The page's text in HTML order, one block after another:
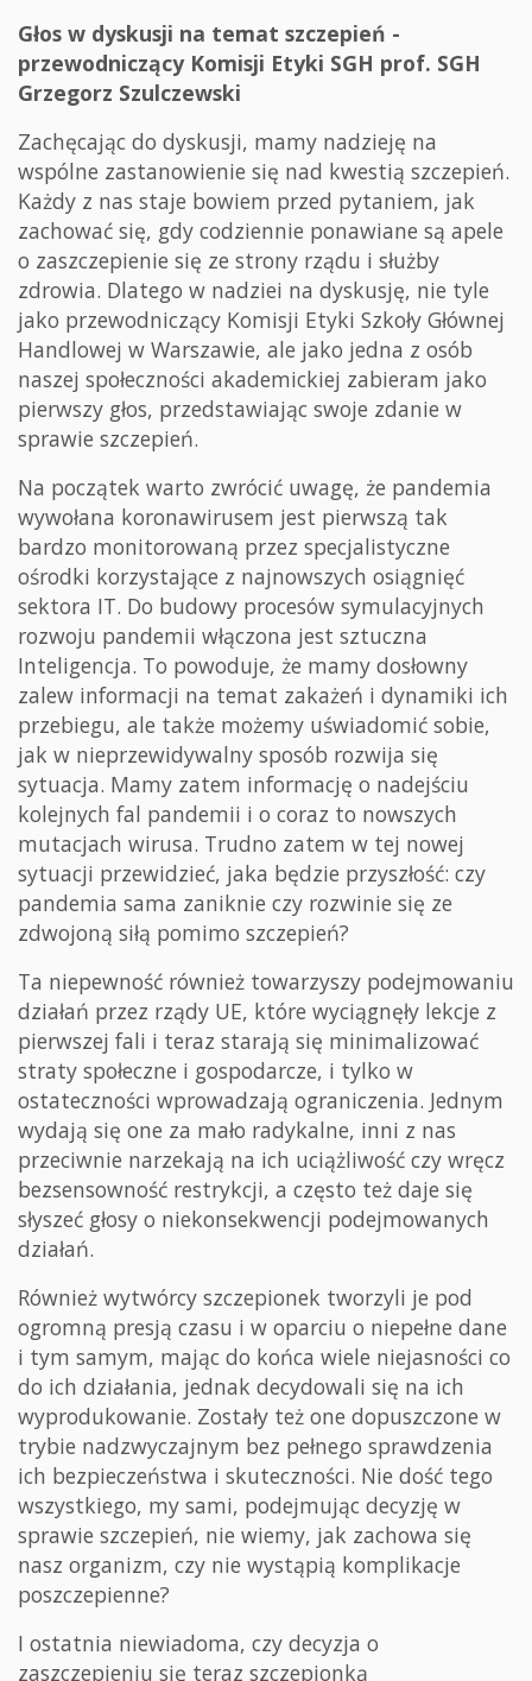
Głos w dyskusji na temat szczepień -
przewodniczący Komisji Etyki SGH prof. SGH
Grzegorz Szulczewski
Zachęcając do dyskusji, mamy nadzieję na
wspólne zastanowienie się nad kwestią szczepień.
Każdy z nas staje bowiem przed pytaniem, jak
zachować się, gdy codziennie ponawiane są apele
o zaszczepienie się ze strony rządu i służby
zdrowia. Dlatego w nadziei na dyskusję, nie tyle
jako przewodniczący Komisji Etyki Szkoły Głównej
Handlowej w Warszawie, ale jako jedna z osób
naszej społeczności akademickiej zabieram jako
pierwszy głos, przedstawiając swoje zdanie w
sprawie szczepień.
Na początek warto zwrócić uwagę, że pandemia
wywołana koronawirusem jest pierwszą tak
bardzo monitorowaną przez specjalistyczne
ośrodki korzystające z najnowszych osiągnięć
sektora IT. Do budowy procesów symulacyjnych
rozwoju pandemii włączona jest sztuczna
Inteligencja. To powoduje, że mamy dosłowny
zalew informacji na temat zakażeń i dynamiki ich
przebiegu, ale także możemy uświadomić sobie,
jak w nieprzewidywalny sposób rozwija się
sytuacja. Mamy zatem informację o nadejściu
kolejnych fal pandemii i o coraz to nowszych
mutacjach wirusa. Trudno zatem w tej nowej
sytuacji przewidzieć, jaka będzie przyszłość: czy
pandemia sama zaniknie czy rozwinie się ze
zdwojoną siłą pomimo szczepień?
Ta niepewność również towarzyszy podejmowaniu
działań przez rządy UE, które wyciągnęły lekcje z
pierwszej fali i teraz starają się minimalizować
straty społeczne i gospodarcze, i tylko w
ostateczności wprowadzają ograniczenia. Jednym
wydają się one za mało radykalne, inni z nas
przeciwnie narzekają na ich uciążliwość czy wręcz
bezsensowność restrykcji, a często też daje się
słyszeć głosy o niekonsekwencji podejmowanych
działań.
Również wytwórcy szczepionek tworzyli je pod
ogromną presją czasu i w oparciu o niepełne dane
i tym samym, mając do końca wiele niejasności co
do ich działania, jednak decydowali się na ich
wyprodukowanie. Zostały też one dopuszczone w
trybie nadzwyczajnym bez pełnego sprawdzenia
ich bezpieczeństwa i skuteczności. Nie dość tego
wszystkiego, my sami, podejmując decyzję w
sprawie szczepień, nie wiemy, jak zachowa się
nasz organizm, czy nie wystąpią komplikacje
poszczepienne?
I ostatnia niewiadoma, czy decyzja o
zaszczepieniu się teraz szczepionką